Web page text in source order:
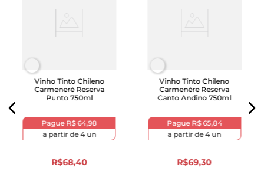
Vinho Tinto Chileno
Carmeneré Reserva
Punto 750ml
Pague R$ 64,98
a partir de4un
R$68,40
Vinho Tinto Chileno
Carmenère Reserva
Canto Andino 750ml
Pague R$ 65,84
a partir de4un
R$69,30